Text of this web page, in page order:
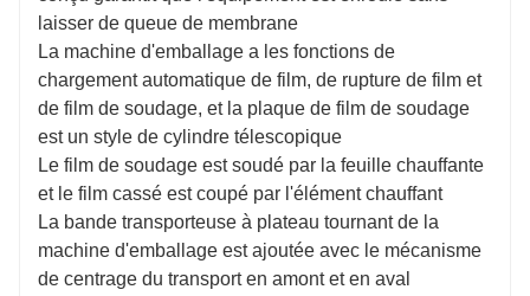
laisser de queue de membrane
La machine d'emballage a les fonctions de
chargement automatique de film, de rupture de film et
de film de soudage, et la plaque de film de soudage
est un style de cylindre télescopique
Le film de soudage est soudé par la feuille chauffante
et le film cassé est coupé par l'élément chauffant
La bande transporteuse à plateau tournant de la
machine d'emballage est ajoutée avec le mécanisme
de centrage du transport en amont et en aval